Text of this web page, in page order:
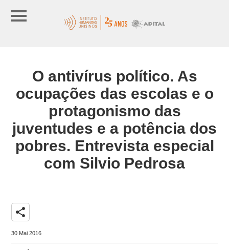
O antivírus político. As
ocupações das escolas e o
protagonismo das
juventudes e a potência dos
pobres. Entrevista especial
com Silvio Pedrosa
share
30 Mai 2016